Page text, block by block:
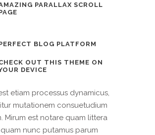
PARALLAX SCROLL
BLOG PLATFORM
OUT THIS THEME ON
DEVICE
etiam processus dynamicus,
mutationem consuetudium
Mirum est notare quam littera
nunc putamus parum